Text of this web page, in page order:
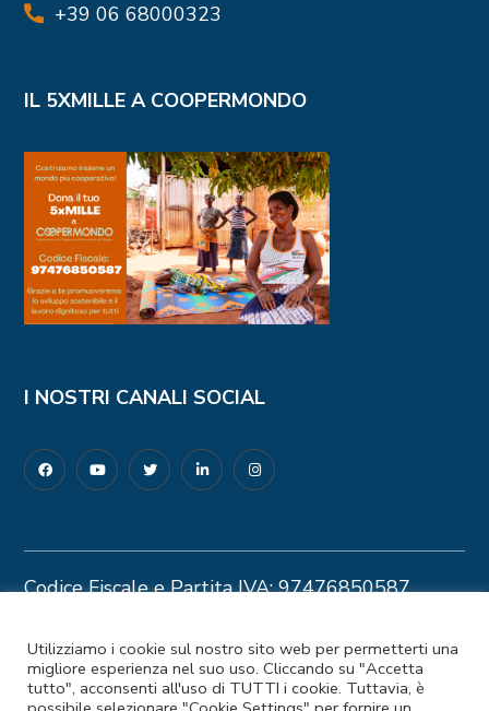
+39 06 68000323
IL 5XMILLE A COOPERMONDO
I NOSTRI CANALI SOCIAL
Codice Fiscale e Partita IVA: 97476850587
© 2025 Coopermondo | Customizzato da
Ideapura.it
Utilizziamo i cookie sul nostro sito web per permetterti una
migliore esperienza nel suo uso. Cliccando su "Accetta
tutto", acconsenti all'uso di TUTTI i cookie. Tuttavia, è